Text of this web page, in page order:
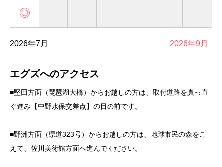
◎
2026年7月 2026年9月
エグズへのアクセス
■堅田方面（琵琶湖大橋）からお越しの方は、取付道路を真っ直
ぐ進み【中野水保交差点】の目の前です。
■野洲方面（県道323号）からお越しの方は、地球市民の森をこ
えて、佐川美術館方面へ進んでください。